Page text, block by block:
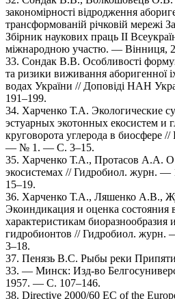
закономірноcті відродження
трансформованій річковій мережі
Збірник наукових праць ІІ
міжнародною участю. — Вінниця,
33. Сондак В.В. Особливості
та ризики виживання аборигенної
водах України // Доповіді НАН
191–199.
34. Харченко Т.А. Экологические
эстуарных экотонных екосистем и
круговорота углерода в биосфере
— № 1. — С. 3–15.
35. Харченко Т.А., Протасов А.А.
экосистемах // Гидробиол. журн.
15–19.
36. Харченко Т.А., Ляшенко А.В.,
Экоиндикация и оценка состояния
характеристикам биоразнообразия
гидробионтов // Гидробиол.
3–18.
37. Пенязь В.С. Рыбы реки
33. — Минск: Изд-во
1957. — С. 107–146.
38. Directive 2000/60 EC of the